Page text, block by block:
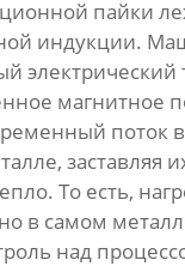
пайки
индукции.
электрический
магнитное
поток
заставляя
То есть,
в самом
над